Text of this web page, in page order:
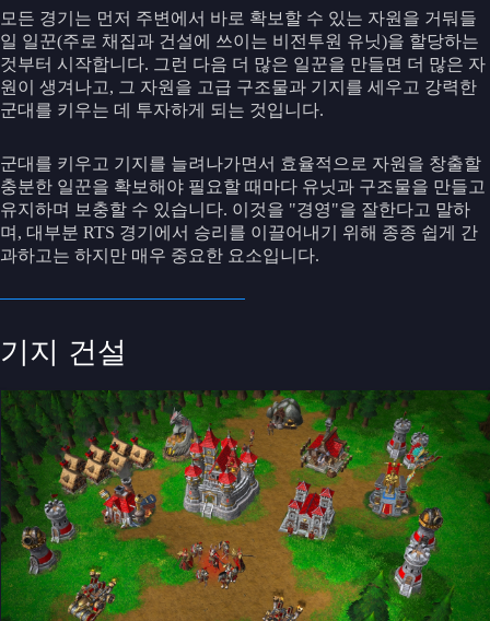
모든 경기는 먼저 주변에서 바로 확보할 수 있는 자원을 거둬들
일 일꾼(주로 채집과 건설에 쓰이는 비전투원 유닛)을 할당하는
것부터 시작합니다. 그런 다음 더 많은 일꾼을 만들면 더 많은 자
원이 생겨나고, 그 자원을 고급 구조물과 기지를 세우고 강력한
군대를 키우는 데 투자하게 되는 것입니다.
군대를 키우고 기지를 늘려나가면서 효율적으로 자원을 창출할
충분한 일꾼을 확보해야 필요할 때마다 유닛과 구조물을 만들고
유지하며 보충할 수 있습니다. 이것을 "경영"을 잘한다고 말하
며, 대부분 RTS 경기에서 승리를 이끌어내기 위해 종종 쉽게 간
과하고는 하지만 매우 중요한 요소입니다.
기지 건설